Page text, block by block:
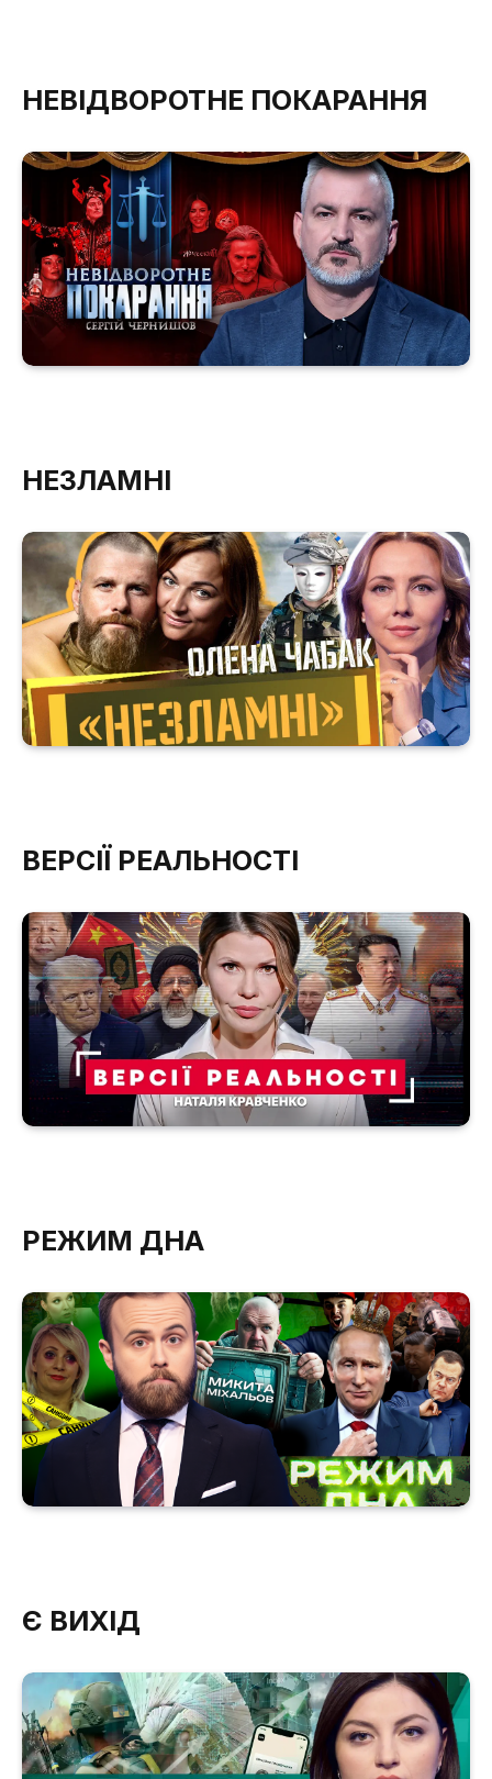
НЕВІДВОРОТНЕ ПОКАРАННЯ
НЕЗЛАМНІ
ВЕРСІЇ РЕАЛЬНОСТІ
РЕЖИМ ДНА
Є ВИХІД